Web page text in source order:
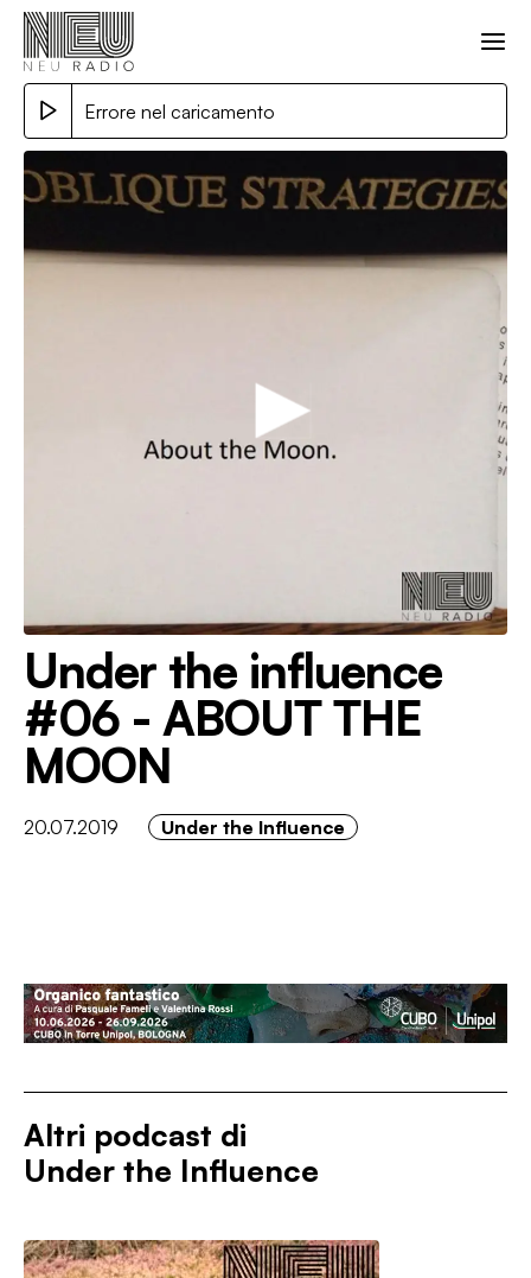
Errore nel caricamento
Under the influence
#06 - ABOUT THE
MOON
20.07.2019 Under the Influence
Altri podcast di
Under the Influence